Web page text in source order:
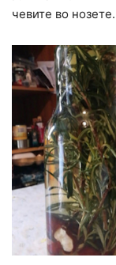
чевите во нозете.